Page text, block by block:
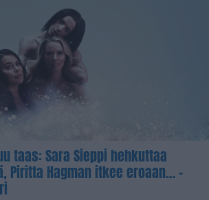
taas: Sara Sieppi hehkuttaa
Piritta Hagman itkee eroaan… –